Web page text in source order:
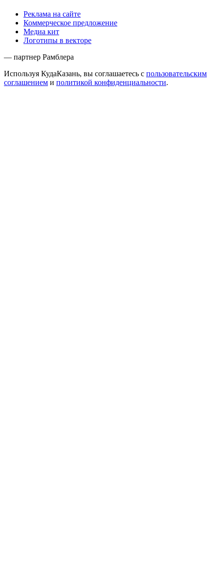
Реклама на сайте
Коммерческое предложение
Медиа кит
Логотипы в векторе
— партнер Рамблера
Используя КудаКазань, вы соглашаетесь с пользовательским
соглашением и политикой конфиденциальности.